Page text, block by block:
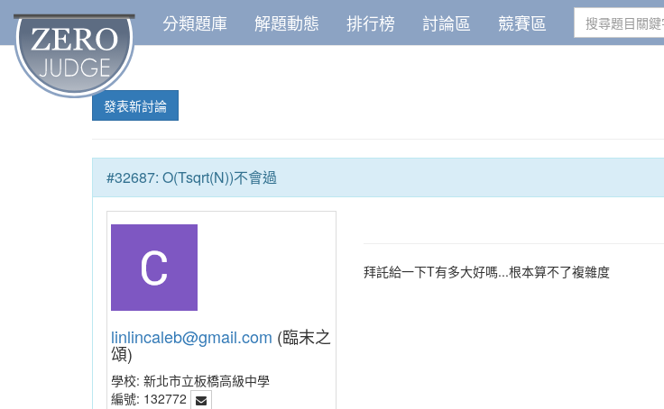
分類題庫 解題動態 排行榜 討論區 競賽區
發表新討論
#32687: O(Tsqrt(N))不會過
linlincaleb@gmail.com (臨末之
頌)
學校: 新北市立板橋高級中學
編號: 132772
拜託給一下T有多大好嗎...根本算不了複雜度